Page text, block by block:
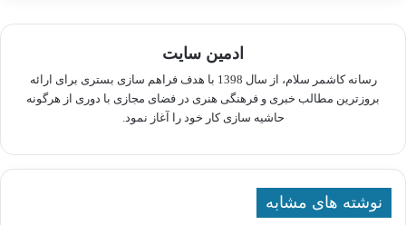
ادمین سایت
رسانه کاشمر سلام، از سال 1398 با هدف فراهم سازی بستری برای ارائه
بروزترین مطالب خبری و فرهنگی هنری در فضای مجازی با دوری از هرگونه
حاشیه سازی کار خود را آغاز نمود.
نوشته های مشابه